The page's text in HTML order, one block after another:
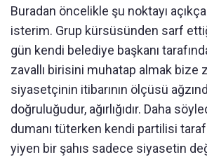
Buradan öncelikle şu noktayı
isterim. Grup kürsüsünden sarf
gün kendi belediye başkanı
zavallı birisini muhatap almak bize
siyasetçinin itibarının ölçüsü
doğruluğudur, ağırlığıdır. Daha
dumanı tüterken kendi partilisi
yiyen bir şahıs sadece siyasetin